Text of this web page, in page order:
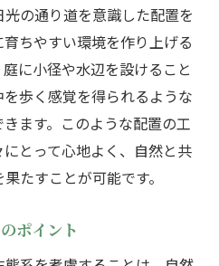
の通り道を意識した配置を
ちやすい環境を作り上げる
に小径や水辺を設けること
歩く感覚を得られるような
ます。このような配置の工
とって心地よく、自然と共
たすことが可能です。
ポイント